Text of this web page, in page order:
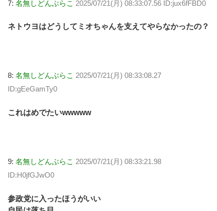
7: 名無しどんぶらこ 2025/07/21(月) 08:33:07.56 ID:jux6fFBD0
ネトウヨはどうしてミオちゃんを支えてやらなかったの？
8: 名無しどんぶらこ 2025/07/21(月) 08:33:08.27
ID:gEeGamTy0
これはめでたいwwwww
9: 名無しどんぶらこ 2025/07/21(月) 08:33:21.98
ID:H0jfGJwO0
参政党に入ったほうがいい